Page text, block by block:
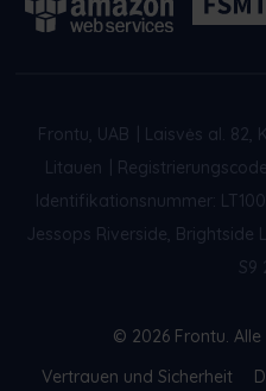
Frontu, UAB
Laisvės al. 82,
Litauen
Identifikationsnummer:
Jessops Riverside, Brightside
S9
© 2026 Frontu.
Vertrauen und Sicherheit